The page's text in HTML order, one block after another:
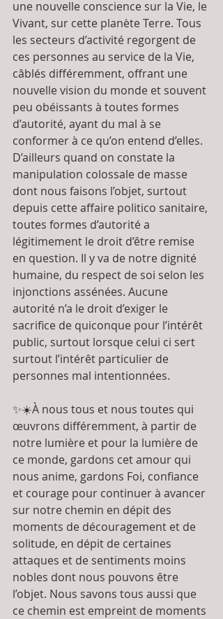
une nouvelle conscience sur la Vie, le
Vivant, sur cette planète Terre. Tous
les secteurs d’activité regorgent de
ces personnes au service de la Vie,
câblés différemment, offrant une
nouvelle vision du monde et souvent
peu obéissants à toutes formes
d’autorité, ayant du mal à se
conformer à ce qu’on entend d’elles.
D’ailleurs quand on constate la
manipulation colossale de masse
dont nous faisons l’objet, surtout
depuis cette affaire politico sanitaire,
toutes formes d’autorité a
légitimement le droit d’être remise
en question. Il y va de notre dignité
humaine, du respect de soi selon les
injonctions assénées. Aucune
autorité n’a le droit d’exiger le
sacrifice de quiconque pour l’intérêt
public, surtout lorsque celui ci sert
surtout l’intérêt particulier de
personnes mal intentionnées.
✨☀️À nous tous et nous toutes qui
œuvrons différemment, à partir de
notre lumière et pour la lumière de
ce monde, gardons cet amour qui
nous anime, gardons Foi, confiance
et courage pour continuer à avancer
sur notre chemin en dépit des
moments de découragement et de
solitude, en dépit de certaines
attaques et de sentiments moins
nobles dont nous pouvons être
l’objet. Nous savons tous aussi que
ce chemin est empreint de moments